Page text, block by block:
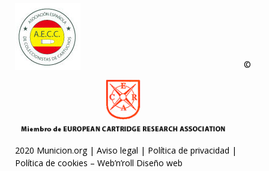
©
2020 Municion.org | Aviso legal | Política de privacidad |
Política de cookies – Web’n’roll Diseño web